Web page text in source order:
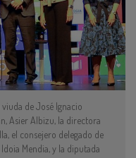
de José Ignacio
Asier Albizu, la directora
el consejero delegado de
Mendia, y la diputada